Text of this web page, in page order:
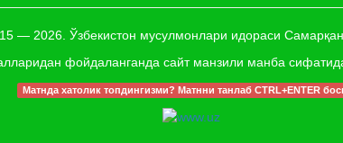
— 2026. Ўзбекистон мусулмонлари идораси
фойдаланганда сайт манзили манба
Матнда хатолик топдингизми? Матнни танлаб CTRL+ENTER